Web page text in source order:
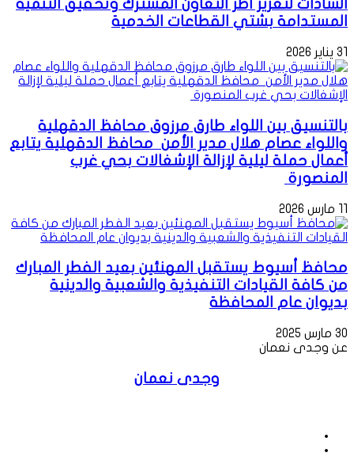
السادات لتعزيز أطر التعاون المشترك وتحقيق التنمية
المستدامة بشتي القطاعات الخدمية
31 يناير 2026
بالتنسيق بين اللواء طارق مرزوق محافظ الدقهلية
واللواء عصام هلال مدير الأمن محافظ الدقهلية يتابع
أعمال حملة ليلية لإزالة الإشغالات بحي غرب
المنصورة
11 مارس 2026
محافظ أسيوط يستقبل المهنئين بعيد الفطر المبارك
من كافة القيادات التنفيذية والشعبية والدينية
بديوان عام المحافظة
30 مارس 2025
عن وجدى نعمان
وجدى نعمان